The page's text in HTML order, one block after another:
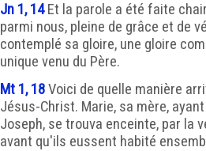
Jn 1, 14Et la parole a été faite
parmi nous, pleine de grâce et de
contemplé sa gloire, une gloire
unique venu du Père.
Mt 1, 18Voici de quelle manière
Jésus-Christ. Marie, sa mère,
Joseph, se trouva enceinte, par la
avant qu'ils eussent habité